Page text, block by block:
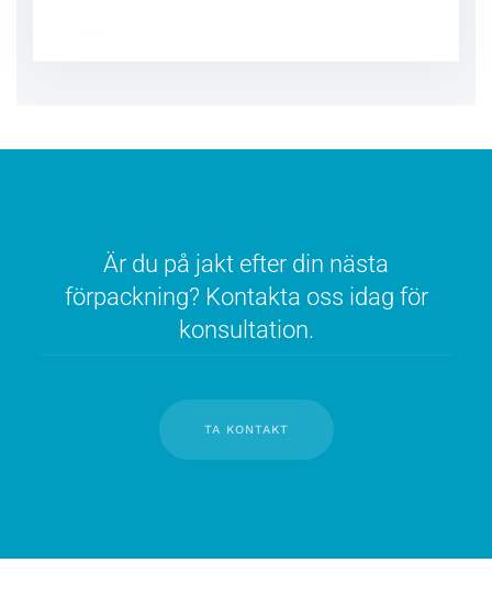
Är du på jakt efter din nästa
förpackning? Kontakta oss idag för
konsultation.
TA KONTAKT